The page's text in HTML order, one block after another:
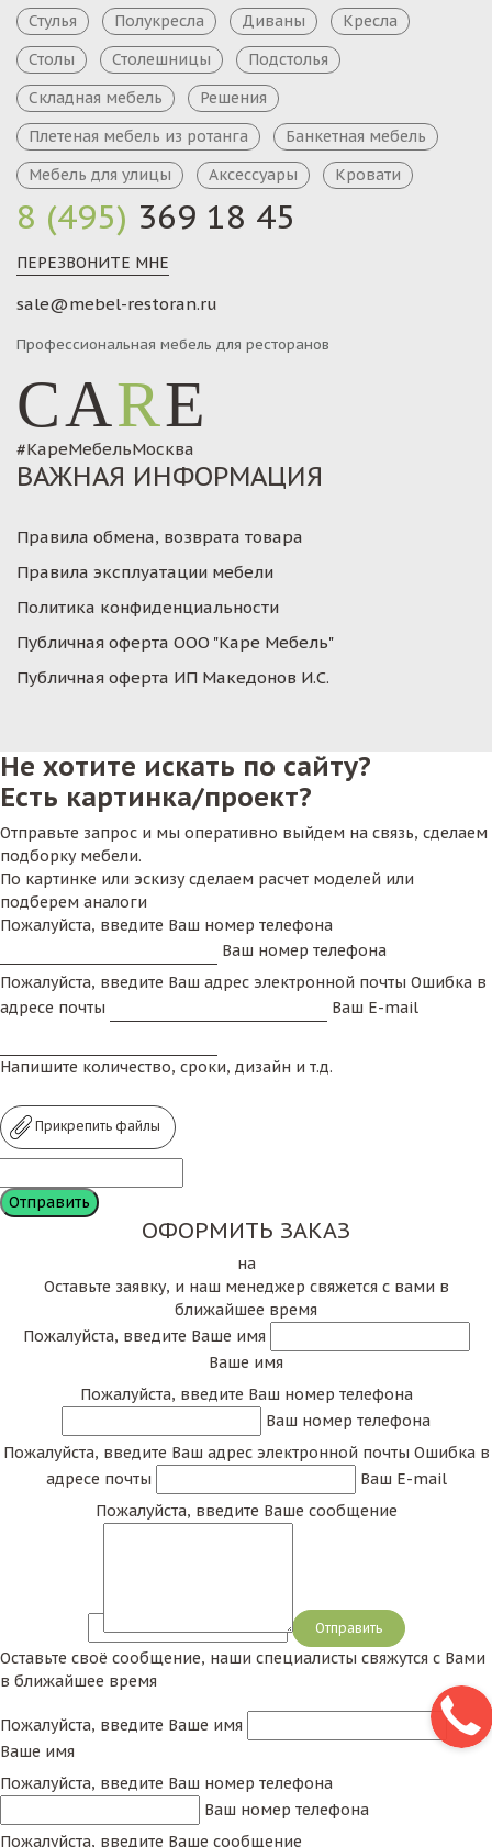
8 (495) 369 18 45
ПЕРЕЗВОНИТЕ МНЕ
sale@mebel-restoran.ru
Профессиональная мебель для ресторанов
CARE
#КареМебельМосква
Стулья Полукресла Диваны
Кресла
Столы
Столешницы
Подстолья
Складная мебель
Решения
Плетеная мебель из ротанга
Банкетная мебель
Мебель для улицы
Аксессуары Кровати
ВАЖНАЯ ИНФОРМАЦИЯ
Правила обмена, возврата товара
Правила эксплуатации мебели
Политика конфиденциальности
Публичная оферта ООО "Каре Мебель"
Публичная оферта ИП Македонов И.С.
Не хотите искать по сайту?
Есть картинка/проект?
Отправьте запрос и мы оперативно выйдем на связь, сделаем
подборку мебели.
По картинке или эскизу сделаем расчет моделей или
подберем аналоги
Пожалуйста, введите Ваш номер телефона
Ваш номер телефона
Пожалуйста, введите Ваш адрес электронной почты Ошибка в
адресе почты
Ваш E-mail
Напишите количество, сроки, дизайн и т.д.
Прикрепить файлы
ОФОРМИТЬ ЗАКАЗ
на
Оставьте заявку, и наш менеджер свяжется с вами в
ближайшее время
Пожалуйста, введите Ваше имя
Ваше имя
Пожалуйста, введите Ваш номер телефона
Ваш номер телефона
Пожалуйста, введите Ваш адрес электронной почты Ошибка в
адресе почты
Ваш E-mail
Пожалуйста, введите Ваше сообщение
Сообщение
Оставьте своё сообщение, наши специалисты свяжутся с Вами
в ближайшее время
Пожалуйста, введите Ваше имя
Ваше имя
Пожалуйста, введите Ваш номер телефона
Ваш номер телефона
Пожалуйста, введите Ваше сообщение